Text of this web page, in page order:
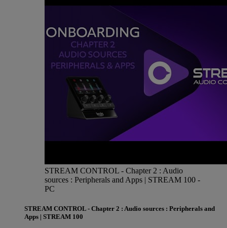
STREAM CONTROL - Chapter 2 : Audio
sources : Peripherals and Apps | STREAM 100 -
PC
STREAM CONTROL - Chapter 2 : Audio sources : Peripherals and
Apps | STREAM 100